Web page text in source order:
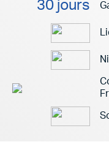
30 jours